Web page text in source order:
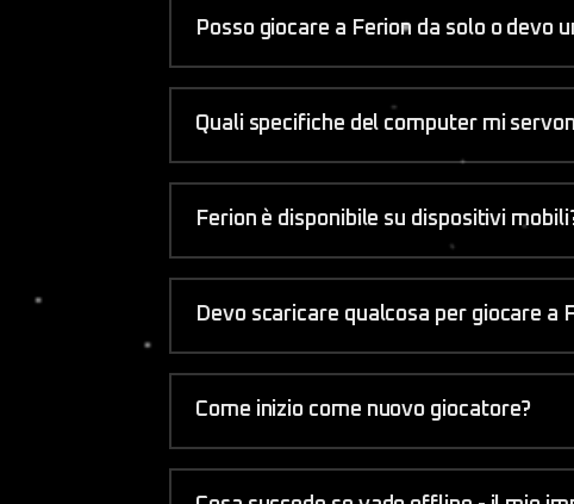
Posso giocare a Ferion da solo o devo
Quali specifiche del computer mi
Ferion è disponibile su dispositivi
Devo scaricare qualcosa per giocare a
Come inizio come nuovo giocatore?